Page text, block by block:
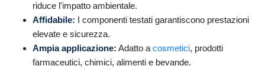
riduce l'impatto ambientale.
Affidabile: I componenti testati garantiscono prestazioni
elevate e sicurezza.
Ampia applicazione: Adatto a cosmetici, prodotti
farmaceutici, chimici, alimenti e bevande.